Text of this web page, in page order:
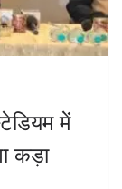
में
कड़ा